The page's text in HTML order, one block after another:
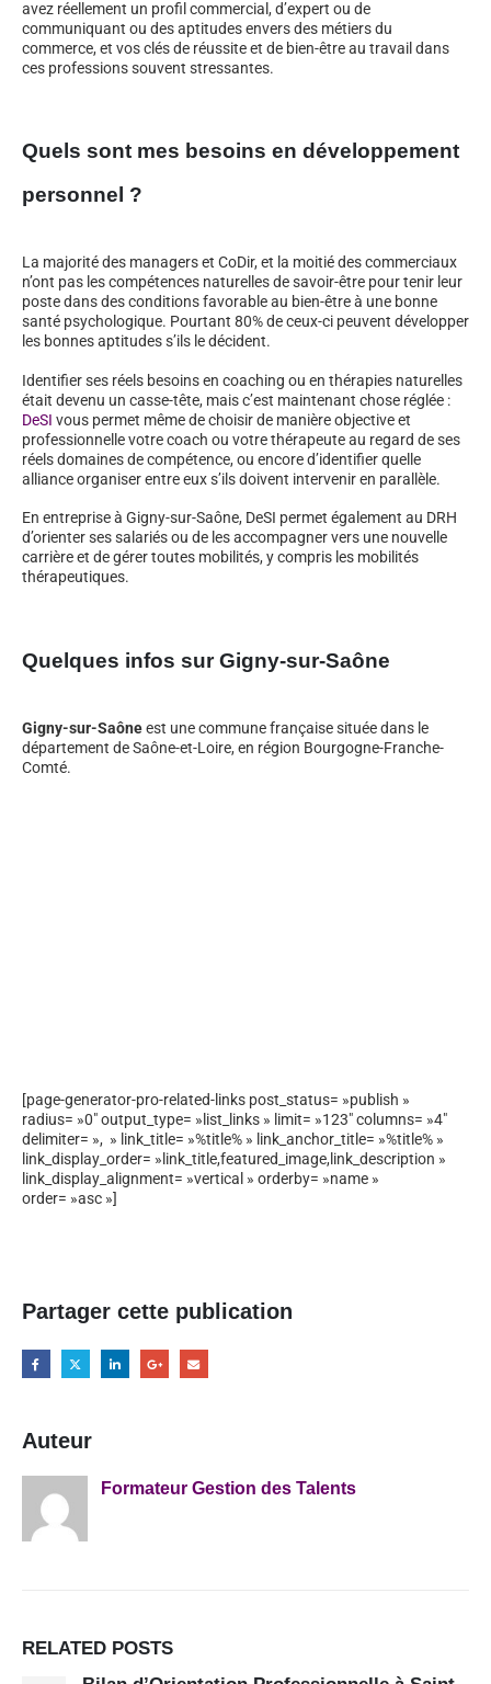
avez réellement un profil commercial, d’expert ou de
communiquant ou des aptitudes envers des métiers du
commerce, et vos clés de réussite et de bien-être au travail dans
ces professions souvent stressantes.
Quels sont mes besoins en développement
personnel ?
La majorité des managers et CoDir, et la moitié des commerciaux
n’ont pas les compétences naturelles de savoir-être pour tenir leur
poste dans des conditions favorable au bien-être à une bonne
santé psychologique. Pourtant 80% de ceux-ci peuvent développer
les bonnes aptitudes s’ils le décident.
Identifier ses réels besoins en coaching ou en thérapies naturelles
était devenu un casse-tête, mais c’est maintenant chose réglée :
DeSI vous permet même de choisir de manière objective et
professionnelle votre coach ou votre thérapeute au regard de ses
réels domaines de compétence, ou encore d’identifier quelle
alliance organiser entre eux s’ils doivent intervenir en parallèle.
En entreprise à Gigny-sur-Saône, DeSI permet également au DRH
d’orienter ses salariés ou de les accompagner vers une nouvelle
carrière et de gérer toutes mobilités, y compris les mobilités
thérapeutiques.
Quelques infos sur Gigny-sur-Saône
Gigny-sur-Saôneest une commune française située dans le
département de Saône-et-Loire, en région Bourgogne-Franche-
Comté.
[page-generator-pro-related-links post_status= »publish »
radius= »0″ output_type= »list_links » limit= »123″ columns= »4″
delimiter= », » link_title= »%title% » link_anchor_title= »%title% »
link_display_order= »link_title,featured_image,link_description »
link_display_alignment= »vertical » orderby= »name »
order= »asc »]
Partager cette publication
Auteur
Formateur Gestion des Talents
RELATED POSTS